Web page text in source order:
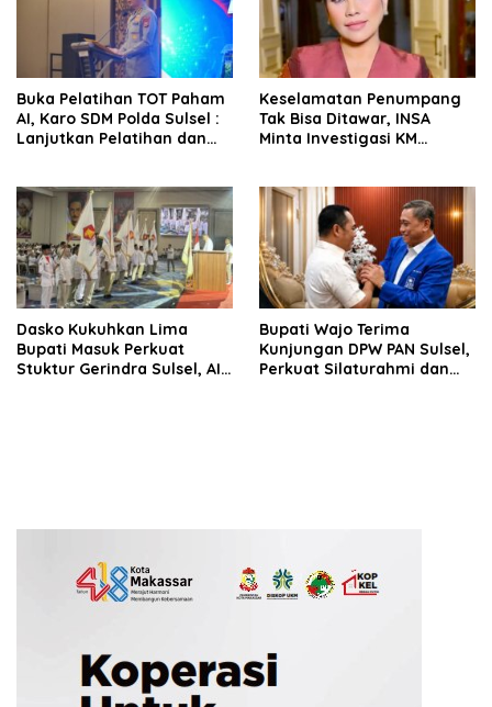
Buka Pelatihan TOT Paham
AI, Karo SDM Polda Sulsel :
Lanjutkan Pelatihan dan
Keselamatan Penumpang
Tak Bisa Ditawar, INSA
Minta Investigasi KM
Dasko Kukuhkan Lima
Bupati Masuk Perkuat
Stuktur Gerindra Sulsel, AIA
Bupati Wajo Terima
Kunjungan DPW PAN Sulsel,
Perkuat Silaturahmi dan